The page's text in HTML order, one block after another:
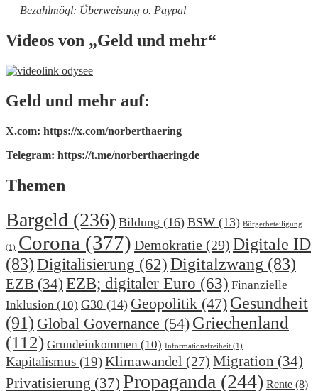
Bezahlmögl: Überweisung o. Paypal
Videos von „Geld und mehr“
Geld und mehr auf:
X.com: https://x.com/norberthaering
Telegram: https://t.me/norberthaeringde
Themen
Bargeld (236) Bildung (16) BSW (13) Bürgerbeteiligung
(1) Corona (377) Demokratie (29) Digitale ID
(83) Digitalisierung (62) Digitalzwang (83)
EZB (34) EZB; digitaler Euro (63) Finanzielle
Inklusion (10) G30 (14) Geopolitik (47) Gesundheit
(91) Global Governance (54) Griechenland
(112) Grundeinkommen (10) Informationsfreiheit (1)
Kapitalismus (19)Klimawandel (27) Migration (34)
Privatisierung (37) Propaganda (244) Rente (8)